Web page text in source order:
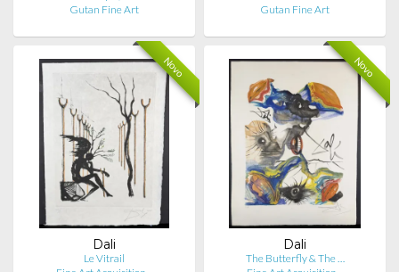
Gutan Fine Art
Gutan Fine Art
Novo
Dali
Le Vitrail
Novo
Dali
The Butterfly & The …